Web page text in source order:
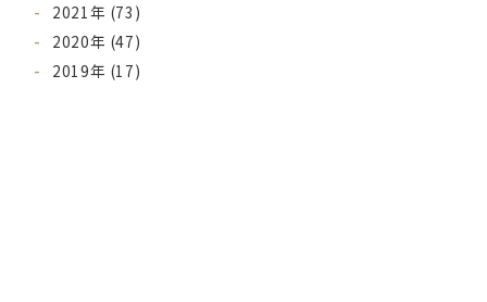
2021年 (73)
2020年 (47)
2019年 (17)